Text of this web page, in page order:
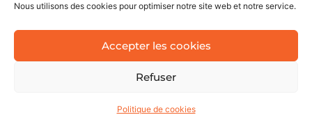
Nous utilisons des cookies pour optimiser notre site web et notre service.
Accepter les cookies
Refuser
Politique de cookies